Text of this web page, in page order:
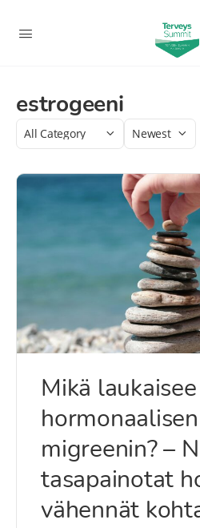
estrogeeni
Category
Sort
Mikä laukaisee
hormonaalisen
migreenin? –
tasapainotat
vähennät